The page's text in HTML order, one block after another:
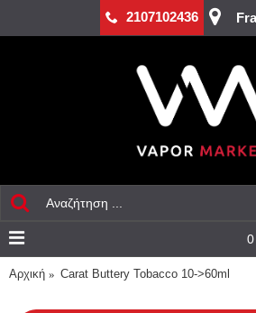
2107102436
Αρχική Carat Buttery Tobacco 10->60ml